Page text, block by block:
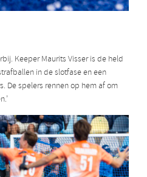
Keeper Maurits Visser is de held
in de slotfase en een
De spelers rennen op hem af om